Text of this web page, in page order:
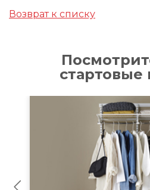
Возврат к списку
стартовые